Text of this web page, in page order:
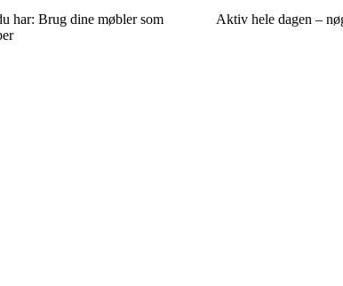
har: Brug dine møbler som
Aktiv hele dagen –